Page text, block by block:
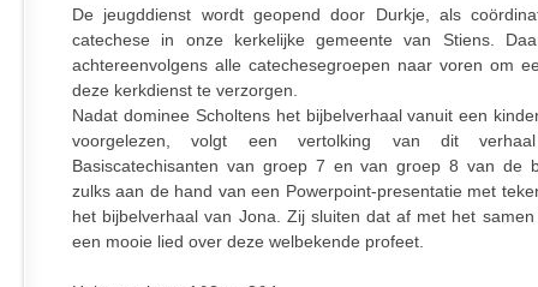
De jeugddienst wordt geopend door Durkje, als
catechese in onze kerkelijke gemeente van Stiens.
achtereenvolgens alle catechesegroepen naar voren om
deze kerkdienst te verzorgen.
Nadat dominee Scholtens het bijbelverhaal vanuit een
voorgelezen, volgt een vertolking van dit
Basiscatechisanten van groep 7 en van groep 8 van de
zulks aan de hand van een Powerpoint-presentatie met
het bijbelverhaal van Jona. Zij sluiten dat af met het
een mooie lied over deze welbekende profeet.